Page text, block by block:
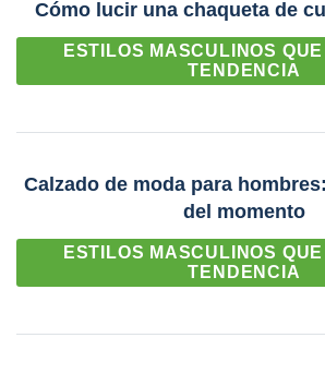
Cómo lucir una chaqueta de
ESTILOS MASCULINOS
TENDENCIA
Calzado de moda para
del momento
ESTILOS MASCULINOS
TENDENCIA